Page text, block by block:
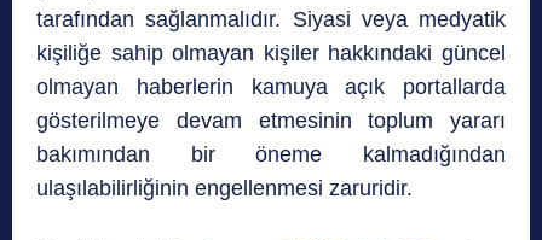
tarafından sağlanmalıdır. Siyasi veya medyatik
kişiliğe sahip olmayan kişiler hakkındaki güncel
olmayan haberlerin kamuya açık portallarda
gösterilmeye devam etmesinin toplum yararı
bakımından bir öneme kalmadığından
ulaşılabilirliğinin engellenmesi zaruridir.